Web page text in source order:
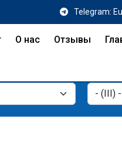
Telegram:
О нас Отзывы